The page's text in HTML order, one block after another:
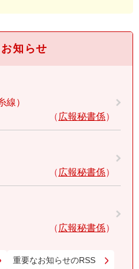
知らせ
線）
広報秘書係
広報秘書係
広報秘書係
重要なお知らせのRSS